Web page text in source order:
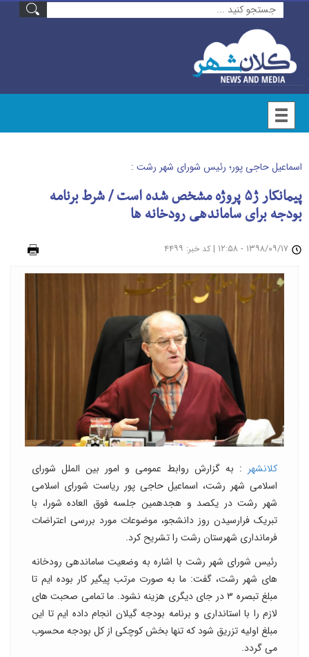
اسماعیل حاجی پور؛ رئیس شورای شهر رشت :
پیمانکار ژ۵ پروژه مشخص شده است / شرط برنامه
بودجه برای ساماندهی رودخانه ها
| کد خبر: ۴۴۹۹
کلانشهر : به گزارش روابط عمومی و امور بین الملل شورای
اسلامی شهر رشت، اسماعیل حاجی پور ریاست شورای اسلامی
شهر رشت در یکصد و هجدهمین جلسه فوق العاده شورا، با
تبریک فرارسیدن روز دانشجو، موضوعات مورد بررسی اعتراضات
فرمانداری شهرستان رشت را تشریح کرد.
رئیس شورای شهر رشت با اشاره به وضعیت ساماندهی رودخانه
های شهر رشت، گفت: ما به صورت مرتب پیگیر کار بوده ایم تا
مبلغ تبصره ۳ در جای دیگری هزینه نشود. ما تمامی صحبت های
لازم را با استانداری و برنامه بودجه گیلان انجام داده ایم تا این
مبلغ اولیه تزریق شود که تنها بخش کوچکی از کل بودجه محسوب
می گردد.